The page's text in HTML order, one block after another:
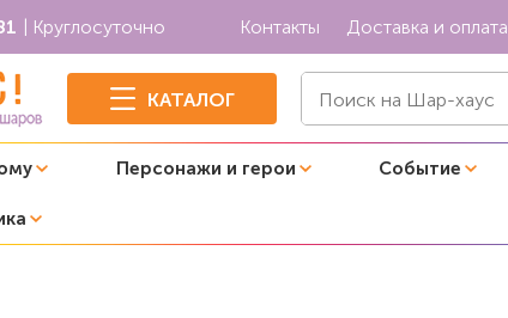
| Круглосуточно Контакты Доставка и оплата
КАТАЛОГ
Персонажи и герои Событие
из шаров "Космонавтик и яркий фонтан"